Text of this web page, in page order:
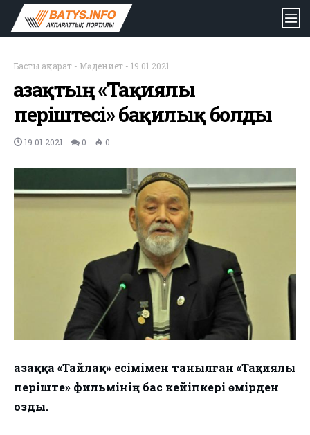
Басты ақпарат - Мәдениет - 19.01.2021
Қазақтың «Тақиялы
періштесі» бақилық болды
19.01.2021 0 0
Қазаққа «Тайлақ» есімімен танылған «Тақиялы
періште» фильмінің бас кейіпкері өмірден
озды.